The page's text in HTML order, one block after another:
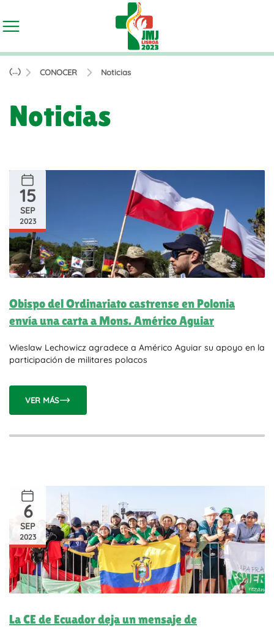
(...) CONOCER Noticias
Noticias
15
SEP
2023
Obispo del Ordinariato castrense en Polonia
envía una carta a Mons. Américo Aguiar
Wieslaw Lechowicz agradece a Américo Aguiar su apoyo en la
participación de militares polacos
VER MÁS
6
SEP
2023
La CE de Ecuador deja un mensaje de